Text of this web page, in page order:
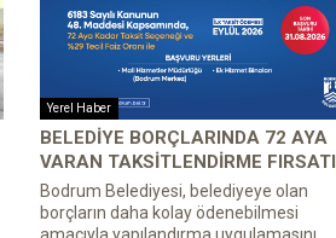
Yerel Haber
BELEDIYE BORÇLARINDA 72 AYA
VARAN TAKSITLENDIRME FIRSATI
Bodrum Belediyesi, belediyeye olan
borçların daha kolay ödenebilmesi
amacıyla yapılandırma uygulamasını